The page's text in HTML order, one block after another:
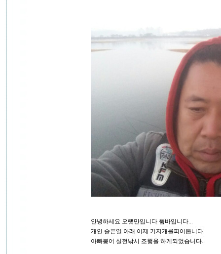
안녕하세요 오랫만입니다 품바입니다...
개인 슬픈일 아래 이제 기지개를피어봅니다
아빠붕어 실전낚시 조행을 하게되었습니다..